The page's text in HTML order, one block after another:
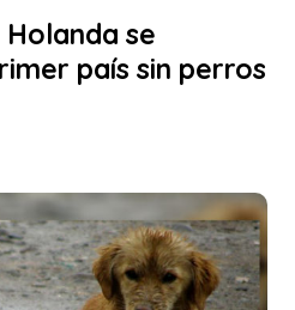
se
país sin perros